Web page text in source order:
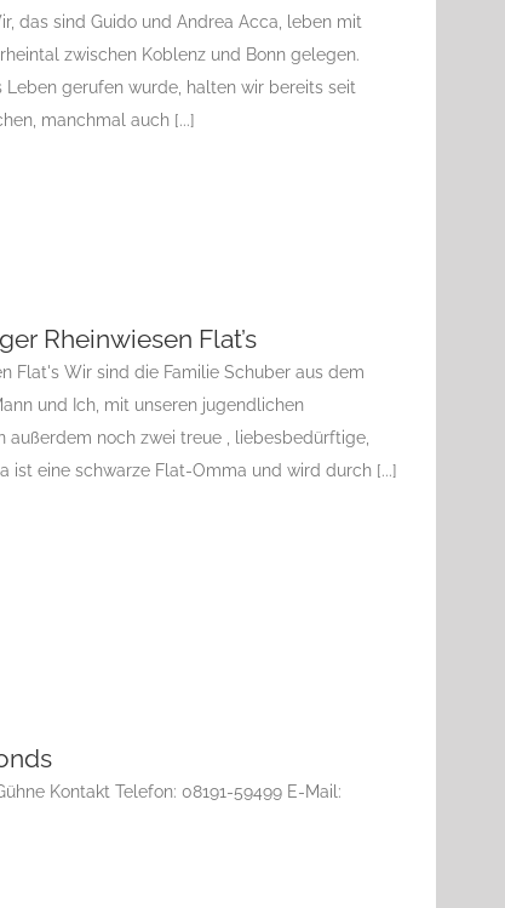
das sind Guido und Andrea Acca, leben mit
zwischen Koblenz und Bonn gelegen.
Leben gerufen wurde, halten wir bereits seit
manchmal auch [...]
Rheinwiesen Flat’s
Flat's Wir sind die Familie Schuber aus dem
und Ich, mit unseren jugendlichen
noch zwei treue , liebesbedürftige,
ist eine schwarze Flat-Omma und wird durch [...]
Kontakt Telefon: 08191-59499 E-Mail: